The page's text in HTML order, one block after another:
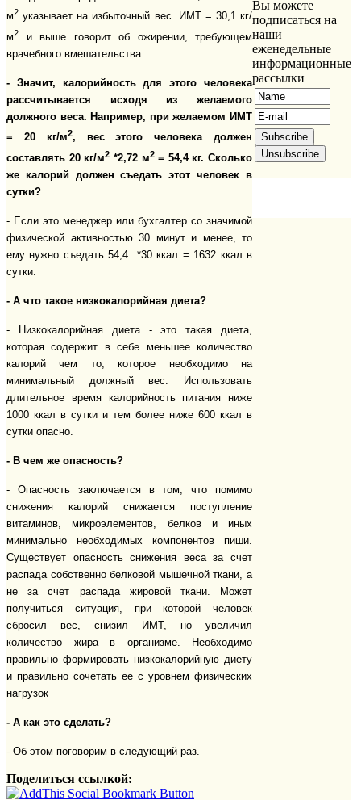
м2 указывает на избыточный вес. ИМТ = 30,1 кг/
м2
и выше говорит об ожирении, требующем
врачебного вмешательства.
- Значит, калорийность для этого человека
рассчитывается исходя из желаемого
должного веса. Например, при желаемом ИМТ
= 20 кг/м2, вес этого человека должен
составлять 20 кг/м2 *2,72 м2= 54,4 кг. Сколько
же калорий должен съедать этот человек в
сутки?
- Если это менеджер или бухгалтер со значимой
физической активностью 30 минут и менее, то
ему нужно съедать 54,4 *30 ккал = 1632 ккал в
сутки.
- А что такое низкокалорийная диета?
- Низкокалорийная диета - это такая диета,
которая содержит в себе меньшее количество
калорий чем то, которое необходимо на
минимальный должный вес. Использовать
длительное время калорийность питания ниже
1000 ккал в сутки и тем более ниже 600 ккал в
сутки опасно.
- В чем же опасность?
- Опасность заключается в том, что помимо
снижения калорий снижается поступление
витаминов, микроэлементов, белков и иных
минимально необходимых компонентов пиши.
Существует опасность снижения веса за счет
распада собственно белковой мышечной ткани, а
не за счет распада жировой ткани. Может
получиться ситуация, при которой человек
сбросил вес, снизил ИМТ, но увеличил
количество жира в организме. Необходимо
правильно формировать низкокалорийную диету
и правильно сочетать ее с уровнем физических
нагрузок
- А как это сделать?
- Об этом поговорим в следующий раз.
Поделиться ссылкой:
Вы можете
подписаться на
наши
еженедельные
информационные
рассылки